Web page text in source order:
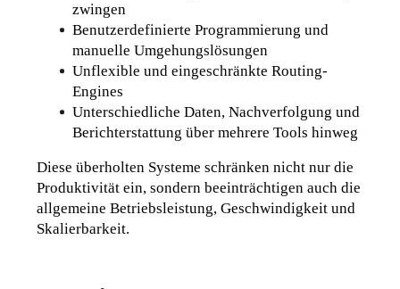
zwingen
Benutzerdefinierte Programmierung und
manuelle Umgehungslösungen
Unflexible und eingeschränkte Routing-
Engines
Unterschiedliche Daten, Nachverfolgung und
Berichterstattung über mehrere Tools hinweg
Diese überholten Systeme schränken nicht nur die
Produktivität ein, sondern beeinträchtigen auch die
allgemeine Betriebsleistung, Geschwindigkeit und
Skalierbarkeit.